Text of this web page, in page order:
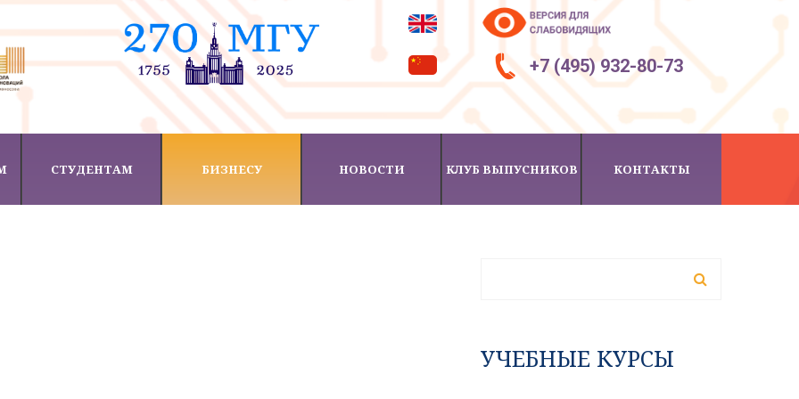
+7 (495) 932-80-73
СТУДЕНТАМ БИЗНЕСУ НОВОСТИ КЛУБ ВЫПУСНИКОВ КОНТАКТЫ
УЧЕБНЫЕ КУРСЫ